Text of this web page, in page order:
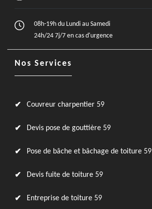
08h-19h du Lundi au Samedi
24h/24 7j/7 en cas d'urgence
Nos Services
Couvreur charpentier 59
Devis pose de gouttière 59
Pose de bâche et bâchage de toiture 59
Devis fuite de toiture 59
Entreprise de toiture 59